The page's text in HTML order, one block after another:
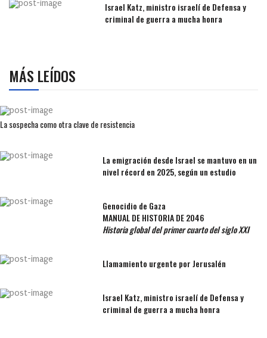
Israel Katz, ministro israelí de Defensa y
criminal de guerra a mucha honra
MÁS LEÍDOS
La sospecha como otra clave de resistencia
La emigración desde Israel se mantuvo en un
nivel récord en 2025, según un estudio
Genocidio de Gaza
MANUAL DE HISTORIA DE 2046
Historia global del primer cuarto del siglo XXI
Llamamiento urgente por Jerusalén
Israel Katz, ministro israelí de Defensa y
criminal de guerra a mucha honra